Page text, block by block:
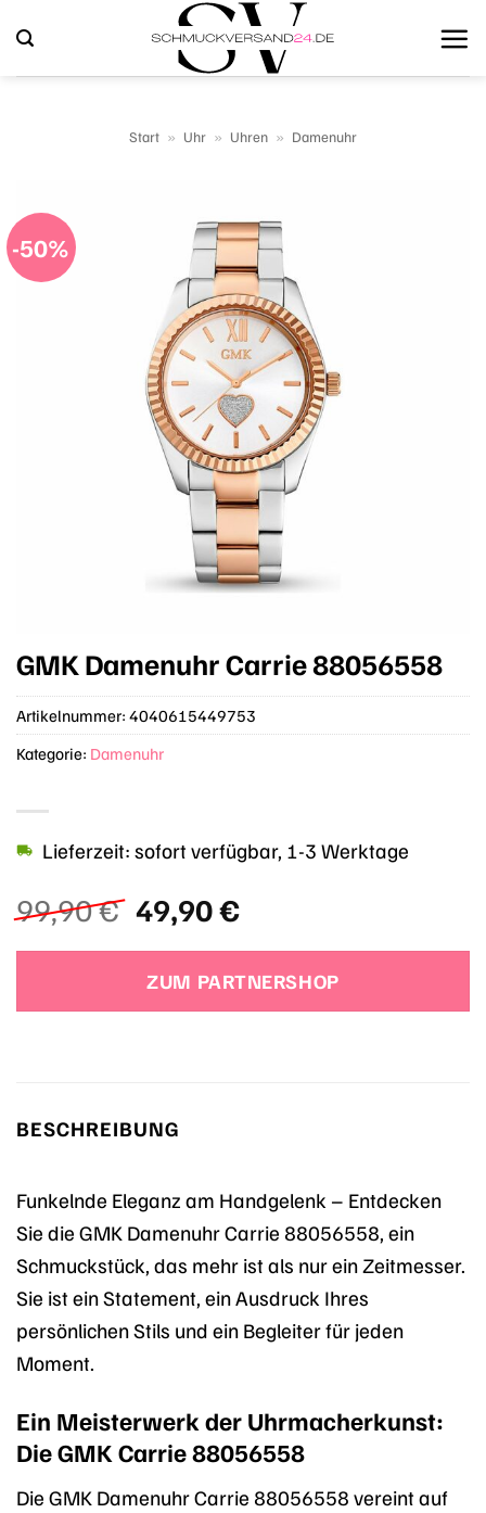
Inhalt
springen
Start » Uhr » Uhren » Damenuhr
-50%
GMK Damenuhr Carrie 88056558
99,90€ Ursprünglicher
Preis
war:
99,90 €
49,90€Aktueller
ist:
49,90 €.
Lieferzeit: sofort verfügbar, 1-3 Werktage
ZUM PARTNERSHOP
Artikelnummer: 4040615449753
Kategorie: Damenuhr
BESCHREIBUNG
Funkelnde Eleganz am Handgelenk – Entdecken
Sie die GMK Damenuhr Carrie 88056558, ein
Schmuckstück, das mehr ist als nur ein Zeitmesser.
Sie ist ein Statement, ein Ausdruck Ihres
persönlichen Stils und ein Begleiter für jeden
Moment.
Ein Meisterwerk der Uhrmacherkunst:
Die GMK Carrie 88056558
Die GMK Damenuhr Carrie 88056558 vereint auf